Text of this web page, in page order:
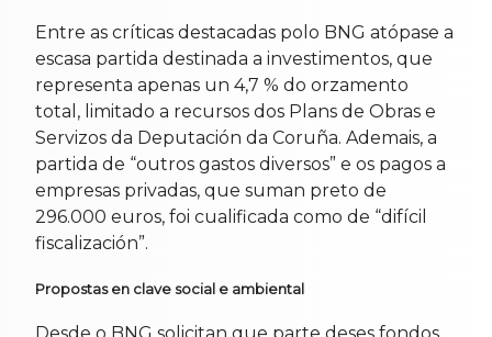
Entre as críticas destacadas polo BNG atópase a
escasa partida destinada a investimentos, que
representa apenas un 4,7 % do orzamento
total, limitado a recursos dos Plans de Obras e
Servizos da Deputación da Coruña. Ademais, a
partida de “outros gastos diversos” e os pagos a
empresas privadas, que suman preto de
296.000 euros, foi cualificada como de “difícil
fiscalización”.
Propostas en clave social e ambiental